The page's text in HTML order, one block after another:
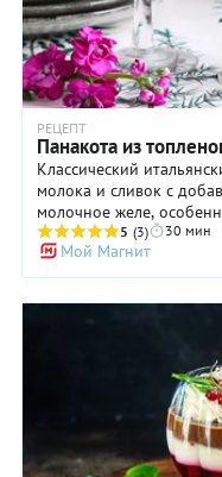
РЕЦЕПТ
Панакота из
Классический
молока и сливок с
молочное желе,
которому в нашем
корица и ванильный
отвечает быстрое
можжевельником,
количеством коньяка.
очень быстро, но
несколько часов
5 (3) 30 мин
Мой Магнит